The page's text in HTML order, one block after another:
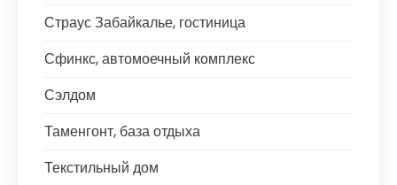
Страус Забайкалье, гостиница
Сфинкс, автомоечный комплекс
Сэлдом
Таменгонт, база отдыха
Текстильный дом